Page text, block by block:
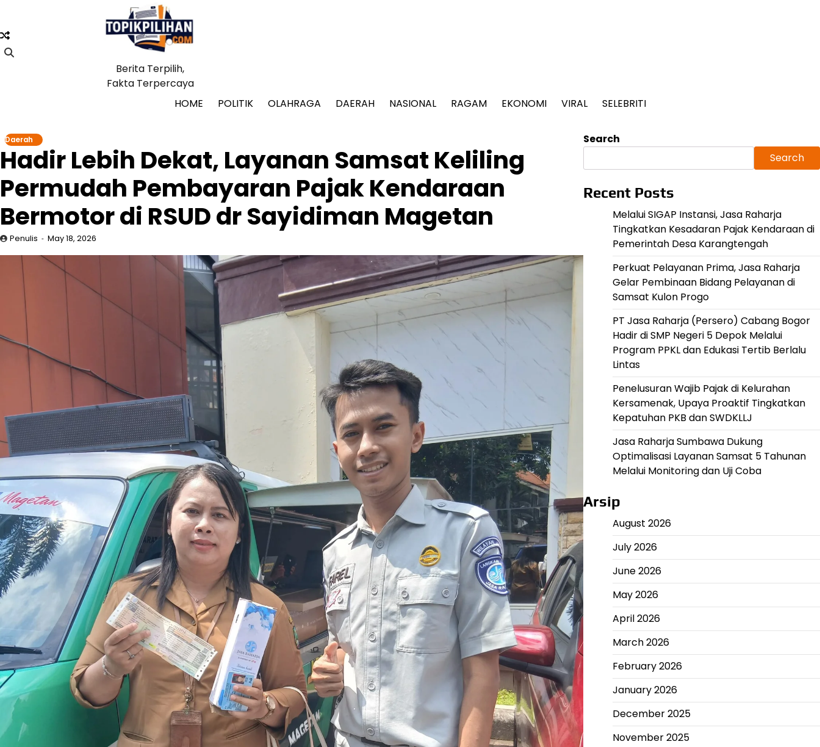
content
Berita Terpilih,
Fakta Terpercaya
HOME
POLITIK OLAHRAGA DAERAH NASIONAL RAGAM EKONOMI VIRAL SELEBRITI
Daerah
Hadir Lebih Dekat, Layanan Samsat Keliling
Permudah Pembayaran Pajak Kendaraan
Bermotor di RSUD dr Sayidiman Magetan
Penulis May 18, 2026
Search
Search
Recent Posts
Melalui SIGAP Instansi, Jasa Raharja
Tingkatkan Kesadaran Pajak Kendaraan di
Pemerintah Desa Karangtengah
Perkuat Pelayanan Prima, Jasa Raharja
Gelar Pembinaan Bidang Pelayanan di
Samsat Kulon Progo
PT Jasa Raharja (Persero) Cabang Bogor
Hadir di SMP Negeri 5 Depok Melalui
Program PPKL dan Edukasi Tertib Berlalu
Lintas
Penelusuran Wajib Pajak di Kelurahan
Kersamenak, Upaya Proaktif Tingkatkan
Kepatuhan PKB dan SWDKLLJ
Jasa Raharja Sumbawa Dukung
Optimalisasi Layanan Samsat 5 Tahunan
Melalui Monitoring dan Uji Coba
Arsip
August 2026
July 2026
June 2026
May 2026
April 2026
March 2026
February 2026
January 2026
December 2025
November 2025